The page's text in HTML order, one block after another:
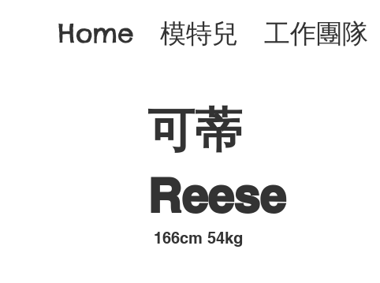
Home 模特兒 工作團隊
可蒂
Reese
​166cm 54kg